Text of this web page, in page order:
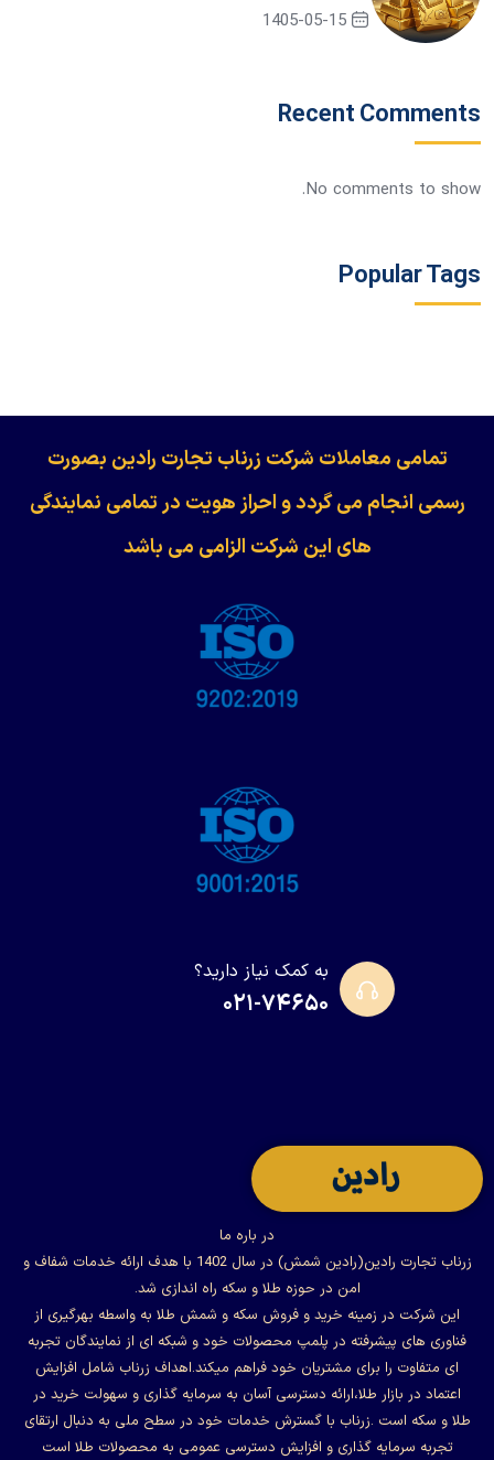
1405-05-15
Recent Comments
No comments to show.
Popular Tags
​​​​​​تمامی معاملات شرکت زرناب تجارت رادین بصورت
رسمی انجام می گردد و احراز هویت در تمامی نمایندگی
های این شرکت الزامی می باشد
به کمک نیاز دارید؟
۰۲۱-۷۴۶۵۰
در باره ما
زرناب تجارت رادین(رادین شمش) در سال 1402 با هدف ارائه خدمات شفاف و
امن در حوزه طلا و سکه راه اندازی شد.
این شرکت در زمینه خرید و فروش سکه و شمش طلا به واسطه بهرگیری از
فناوری های پیشرفته در پلمپ محصولات خود و شبکه ای از نمایندگان تجربه
ای متفاوت را برای مشتریان خود فراهم میکند.اهداف زرناب شامل افزایش
اعتماد در بازار طلا،ارائه دسترسی آسان به سرمایه گذاری و سهولت خرید در
طلا و سکه است .زرناب با گسترش خدمات خود در سطح ملی به دنبال ارتقای
تجربه سرمایه گذاری و افزایش دسترسی عمومی به محصولات طلا است